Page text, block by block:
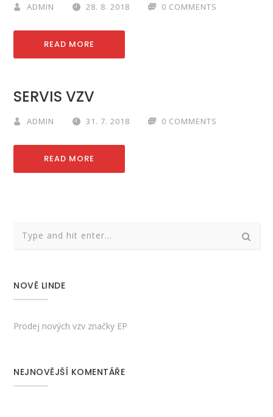
ADMIN 28. 8. 2018 0 COMMENTS
READ MORE
SERVIS VZV
ADMIN 31. 7. 2018 0 COMMENTS
READ MORE
NOVĚ LINDE
Prodej nových vzv značky EP
NEJNOVĚJŠÍ KOMENTÁŘE